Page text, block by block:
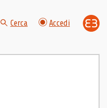
Cerca Accedi